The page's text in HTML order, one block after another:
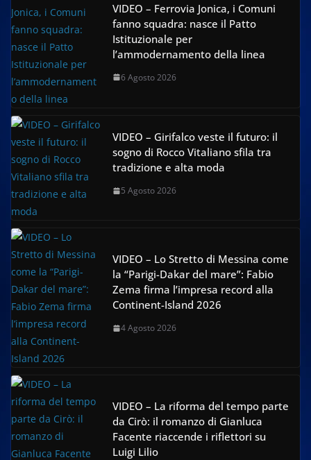
VIDEO – Ferrovia Jonica, i Comuni
fanno squadra: nasce il Patto
Istituzionale per
l’ammodernamento della linea
6 Agosto 2026
VIDEO – Girifalco veste il futuro: il
sogno di Rocco Vitaliano sfila tra
tradizione e alta moda
5 Agosto 2026
VIDEO – Lo Stretto di Messina come
la “Parigi-Dakar del mare”: Fabio
Zema firma l’impresa record alla
Continent-Island 2026
4 Agosto 2026
VIDEO – La riforma del tempo parte
da Cirò: il romanzo di Gianluca
Facente riaccende i riflettori su
Luigi Lilio